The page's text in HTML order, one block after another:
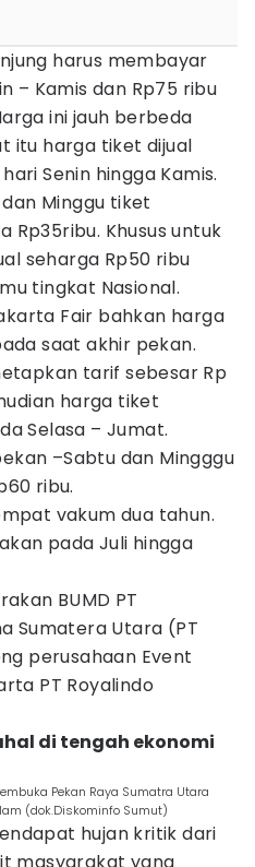
harus membayar
– Kamis dan Rp75 ribu
ini jauh berbeda
itu harga tiket dijual
Senin hingga Kamis.
Minggu tiket
Rp35ribu. Khusus untuk
seharga Rp50 ribu
tingkat Nasional.
Fair bahkan harga
saat akhir pekan.
tarif sebesar Rp
harga tiket
Selasa – Jumat.
–Sabtu dan Mingggu
ribu.
vakum dua tahun.
pada Juli hingga
BUMD PT
Sumatera Utara (PT
perusahaan Event
PT Royalindo
di tengah ekonomi
Pekan Raya Sumatra Utara
(dok.Diskominfo Sumut)
hujan kritik dari